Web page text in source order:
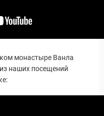
монастыре Ванла
наших посещений